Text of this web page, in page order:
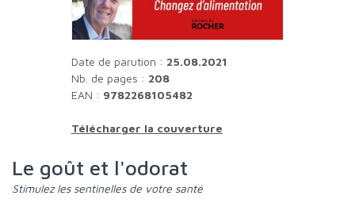
Date de parution : 25.08.2021
Nb. de pages : 208
EAN : 9782268105482
Télécharger la couverture
Le goût et l'odorat
Stimulez les sentinelles de votre santé